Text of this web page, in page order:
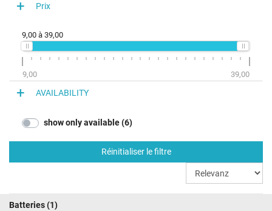
Prix
9,00 à 39,00
9,00 39,00
AVAILABILITY
show only available (6)
Réinitialiser le filtre
Batteries(1)